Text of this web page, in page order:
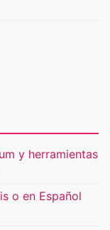
y herramientas
o en Español